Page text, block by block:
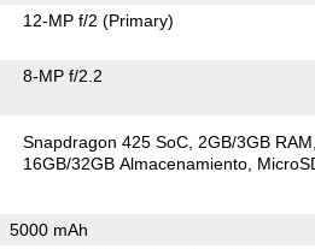
12-MP f/2(Primary)
8-MP f/2.2
Snapdragon 425 SoC 2GB/3GB RAM
16GB/32GB Almacenamiento
5000 mAh